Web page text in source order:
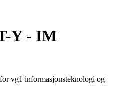
Y - IM
vg1 informasjonsteknologi og